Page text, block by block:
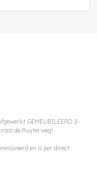
GEMEUBILEERD 2-
de Ruijterweg!
en is per direct